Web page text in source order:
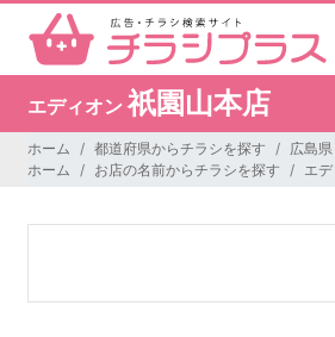
エディオン祇園山本店
ホーム 都道府県からチラシを探す 広島県
ホーム
お店の名前からチラシを探す エ